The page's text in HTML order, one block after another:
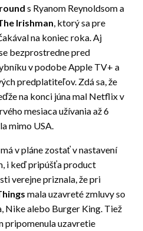
s Ryanom Reynoldsom a
Irishman, ktorý sa pre
na koniec roka. Aj
bezprostredne pred
v podobe Apple TV+ a
predplatiteľov. Zdá sa, že
na konci júna mal Netflix v
mesiaca užívania až 6
mimo USA.
v pláne zostať v nastavení
i keď pripúšťa product
verejne priznala, že pri
mala uzavreté zmluvy so
Nike alebo Burger King. Tiež
pripomenula uzavretie